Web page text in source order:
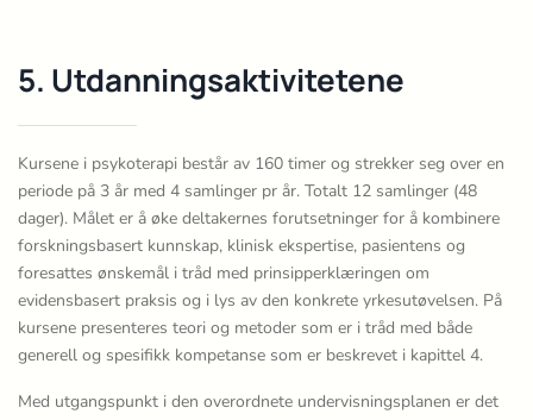
5. Utdanningsaktivitetene
Kursene i psykoterapi består av 160 timer og strekker seg over en
periode på 3 år med 4 samlinger pr år. Totalt 12 samlinger (48
dager). Målet er å øke deltakernes forutsetninger for å kombinere
forskningsbasert kunnskap, klinisk ekspertise, pasientens og
foresattes ønskemål i tråd med prinsipperklæringen om
evidensbasert praksis og i lys av den konkrete yrkesutøvelsen. På
kursene presenteres teori og metoder som er i tråd med både
generell og spesifikk kompetanse som er beskrevet i kapittel 4.
Med utgangspunkt i den overordnete undervisningsplanen er det